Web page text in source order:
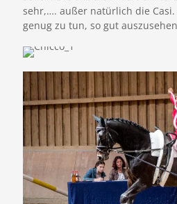
sehr,…. außer natürlich die
genug zu tun, so gut